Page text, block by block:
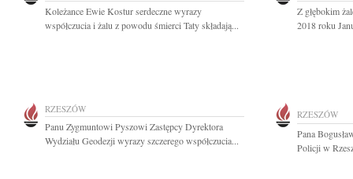
Koleżance Ewie Kostur serdeczne wyrazy
współczucia i żalu z powodu śmierci Taty składają...
Z głębokim
2018 roku
RZESZÓW
Panu Zygmuntowi Pyszowi Zastępcy Dyrektora
Wydziału Geodezji wyrazy szczerego współczucia...
RZESZÓW
Pana
Policji w